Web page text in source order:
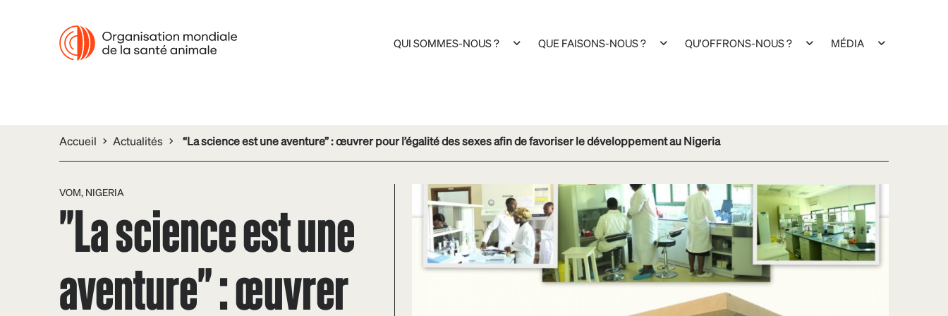
QUI SOMMES-NOUS ? QUE FAISONS-NOUS ? QU'OFFRONS-NOUS ? MÉDIA
Accueil Actualités “La science est une aventure” : œuvrer pour l’égalité des sexes afin de favoriser le développement au Nigeria
VOM, NIGERIA
"La science est une
aventure" : œuvrer